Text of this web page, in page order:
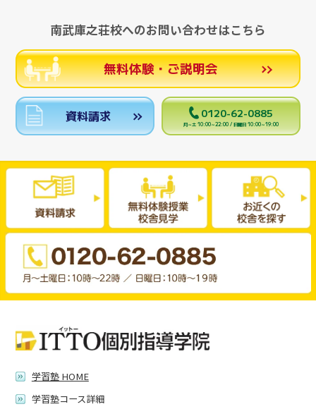
南武庫之荘校へのお問い合わせはこちら
無料体験・ご説明会
資料請求 0120-62-0885
月～土 10:00～22:00 / 日曜日 10:00～19:00
学習塾 HOME
学習塾コース詳細